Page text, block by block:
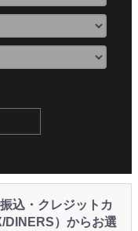
込・クレジットカ
）からお選